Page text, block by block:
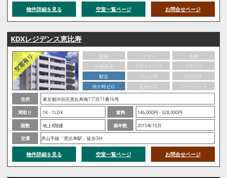
物件詳細を見る 空室一覧ページ お問合せページ
KDXレジデンス恵比寿
新築 タワー
低層
分譲賃貸
デザイナーズ
ブランド
駅近
ペット可
SOHO可
仲介料ゼロ
礼金ゼロ
フリーレント
住所
東京都渋谷区恵比寿南1丁目11番16号
間取り
1K - 1LDK 賃料
146,000円 - 328,000円
階数
地上8階建 築年数
2015年10月
交通
JR山手線「恵比寿駅」徒歩3分
物件詳細を見る 空室一覧ページ お問合せページ